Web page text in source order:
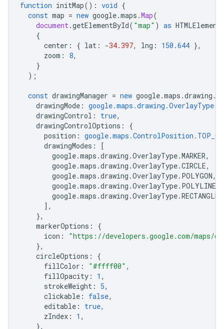
function initMap() : void {
const map = new google.maps .Map(
document.getElementById( "map" ) as HTMLElement
{
center : { lat : -34.397, lng : 150.644 },
zoom : 8,
}
);
const drawingManager = new google.maps .drawing .
drawingMode :
drawingControl : true,
drawingControlOptions :
{
position :
drawingModes :
[
google.maps .drawing .OverlayType.MARKER,
google.maps .drawing .OverlayType.CIRCLE,
google.maps .drawing .OverlayType. POLYGON,
google.maps .drawing .OverlayType. POLYLINE
google.maps .drawing .OverlayType.RECTANGLE
],
},
markerOptions :
{
icon :
"https://developers.google.com/maps/
},
circleOptions :
{
fillColor : "#ffff00" ,
fillOpacity : 1 ,
strokeWeight : 5,
clickable : false,
editable : true,
zIndex : 1 ,
},